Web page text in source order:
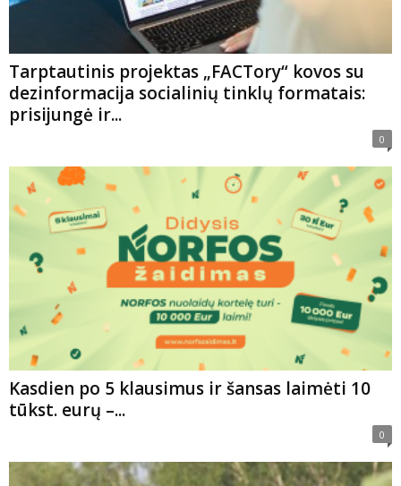
Tarptautinis projektas „FACTory“ kovos su
dezinformacija socialinių tinklų formatais:
prisijungė ir...
0
Kasdien po 5 klausimus ir šansas laimėti 10
tūkst. eurų –...
0